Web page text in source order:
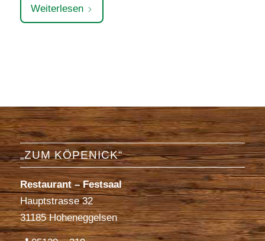
Weiterlesen
„ZUM KÖPENICK“
Restaurant – Festsaal
Hauptstrasse 32
31185 Hoheneggelsen